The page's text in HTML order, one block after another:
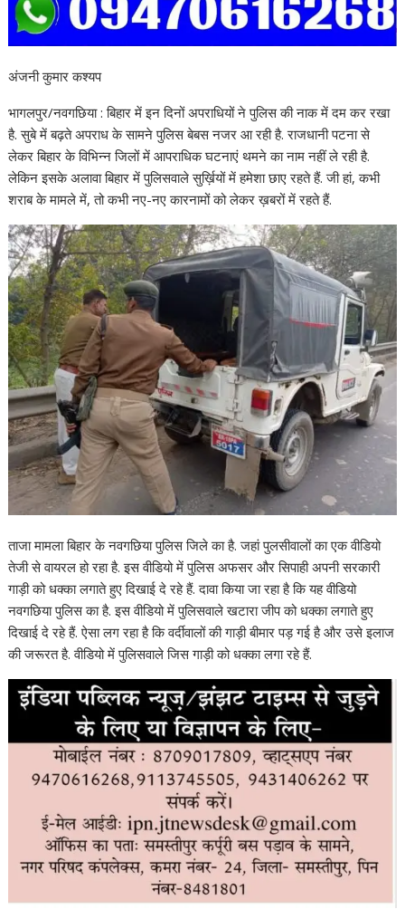
अंजनी कुमार कश्यप
भागलपुर/नवगछिया : बिहार में इन दिनों अपराधियों ने पुलिस की नाक में दम कर रखा
है. सुबे में बढ़ते अपराध के सामने पुलिस बेबस नजर आ रही है. राजधानी पटना से
लेकर बिहार के विभिन्न जिलों में आपराधिक घटनाएं थमने का नाम नहीं ले रही है.
लेकिन इसके अलावा बिहार में पुलिसवाले सुर्ख़ियों में हमेशा छाए रहते हैं. जी हां, कभी
शराब के मामले में, तो कभी नए-नए कारनामों को लेकर ख़बरों में रहते हैं.
ताजा मामला बिहार के नवगछिया पुलिस जिले का है. जहां पुलसीवालों का एक वीडियो
तेजी से वायरल हो रहा है. इस वीडियो में पुलिस अफसर और सिपाही अपनी सरकारी
गाड़ी को धक्का लगाते हुए दिखाई दे रहे हैं. दावा किया जा रहा है कि यह वीडियो
नवगछिया पुलिस का है. इस वीडियो में पुलिसवाले खटारा जीप को धक्का लगाते हुए
दिखाई दे रहे हैं. ऐसा लग रहा है कि वर्दीवालों की गाड़ी बीमार पड़ गई है और उसे इलाज
की जरूरत है. वीडियो में पुलिसवाले जिस गाड़ी को धक्का लगा रहे हैं.